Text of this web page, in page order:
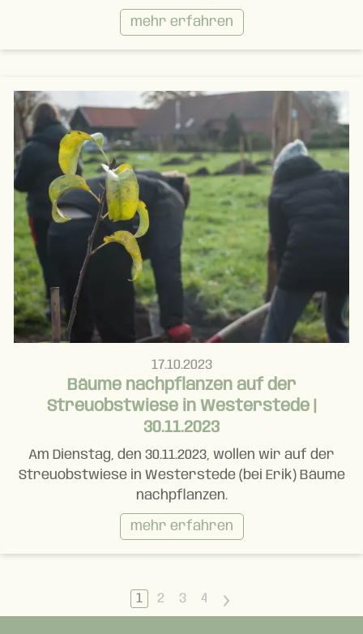
mehr erfahren
17.10.2023
Bäume nachpflanzen auf der
Streuobstwiese in Westerstede |
30.11.2023
Am Dienstag, den 30.11.2023, wollen wir auf der
Streuobstwiese in Westerstede (bei Erik) Bäume
nachpflanzen.
mehr erfahren
1 2 3 4 >